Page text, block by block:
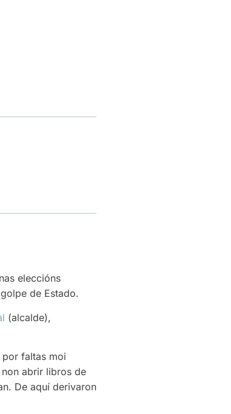
eleccións
de Estado.
(alcalde),
por faltas moi
abrir libros de
De aquí derivaron